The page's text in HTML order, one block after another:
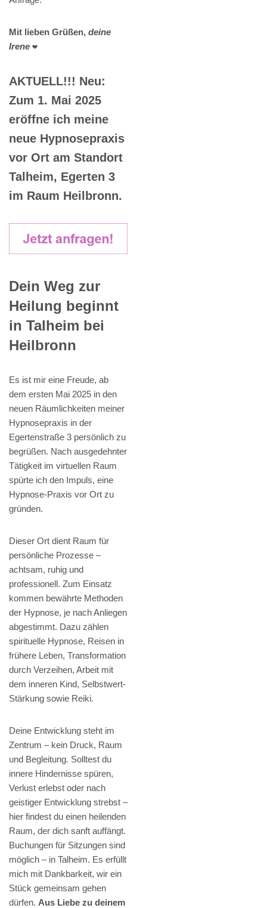
Mit lieben Grüßen, deine
Irene ❤️
AKTUELL!!! Neu:
Zum 1. Mai 2025
eröffne ich meine
neue Hypnosepraxis
vor Ort am Standort
Talheim, Egerten 3
im Raum Heilbronn.
Dein Weg zur
Heilung beginnt
in Talheim bei
Heilbronn
Es ist mir eine Freude, ab
dem ersten Mai 2025 in den
neuen Räumlichkeiten meiner
Hypnosepraxis in der
Egertenstraße 3 persönlich zu
begrüßen. Nach ausgedehnter
Tätigkeit im virtuellen Raum
spürte ich den Impuls, eine
Hypnose-Praxis vor Ort zu
gründen.
Dieser Ort dient Raum für
persönliche Prozesse –
achtsam, ruhig und
professionell. Zum Einsatz
kommen bewährte Methoden
der Hypnose, je nach Anliegen
abgestimmt. Dazu zählen
spirituelle Hypnose, Reisen in
frühere Leben, Transformation
durch Verzeihen, Arbeit mit
dem inneren Kind, Selbstwert-
Stärkung sowie Reiki.
Deine Entwicklung steht im
Zentrum – kein Druck, Raum
und Begleitung. Solltest du
innere Hindernisse spüren,
Verlust erlebst oder nach
geistiger Entwicklung strebst –
hier findest du einen heilenden
Raum, der dich sanft auffängt.
Buchungen für Sitzungen sind
möglich – in Talheim. Es erfüllt
mich mit Dankbarkeit, wir ein
Stück gemeinsam gehen
dürfen. Aus Liebe zu deinem